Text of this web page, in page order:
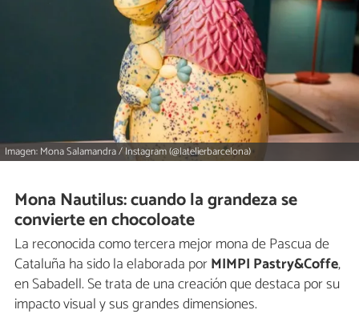
Imagen: Mona Salamandra / Instagram (@latelierbarcelona)
Mona Nautilus: cuando la grandeza se
convierte en chocoloate
La reconocida como tercera mejor mona de Pascua de
Cataluña ha sido la elaborada porMIMPI Pastry&Coffe,
en Sabadell. Se trata de una creación que destaca por su
impacto visual y sus grandes dimensiones.